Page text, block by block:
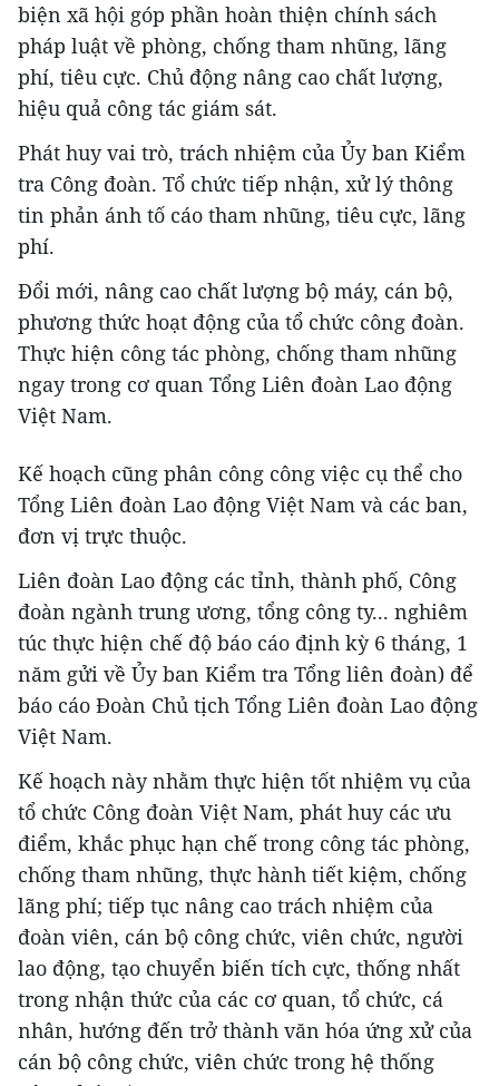
biện xã hội góp phần hoàn thiện chính sách
pháp luật về phòng, chống tham nhũng, lãng
phí, tiêu cực. Chủ động nâng cao chất lượng,
hiệu quả công tác giám sát.
Phát huy vai trò, trách nhiệm của Ủy ban Kiểm
tra Công đoàn. Tổ chức tiếp nhận, xử lý thông
tin phản ánh tố cáo tham nhũng, tiêu cực, lãng
phí.
Đổi mới, nâng cao chất lượng bộ máy, cán bộ,
phương thức hoạt động của tổ chức công đoàn.
Thực hiện công tác phòng, chống tham nhũng
ngay trong cơ quan Tổng Liên đoàn Lao động
Việt Nam.
Kế hoạch cũng phân công công việc cụ thể cho
Tổng Liên đoàn Lao động Việt Nam và các ban,
đơn vị trực thuộc.
Liên đoàn Lao động các tỉnh, thành phố, Công
đoàn ngành trung ương, tổng công ty... nghiêm
túc thực hiện chế độ báo cáo định kỳ 6 tháng, 1
năm gửi về Ủy ban Kiểm tra Tổng liên đoàn) để
báo cáo Đoàn Chủ tịch Tổng Liên đoàn Lao động
Việt Nam.
Kế hoạch này nhằm thực hiện tốt nhiệm vụ của
tổ chức Công đoàn Việt Nam, phát huy các ưu
điểm, khắc phục hạn chế trong công tác phòng,
chống tham nhũng, thực hành tiết kiệm, chống
lãng phí; tiếp tục nâng cao trách nhiệm của
đoàn viên, cán bộ công chức, viên chức, người
lao động, tạo chuyển biến tích cực, thống nhất
trong nhận thức của các cơ quan, tổ chức, cá
nhân, hướng đến trở thành văn hóa ứng xử của
cán bộ công chức, viên chức trong hệ thống